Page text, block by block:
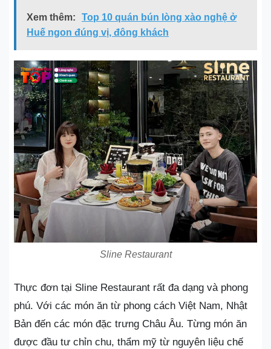
Xem thêm:
Top 10 quán bún lòng xào nghệ ở
Huế ngon đúng vị, đông khách
Sline Restaurant
Thực đơn tại Sline Restaurant rất đa dạng và phong
phú. Với các món ăn từ phong cách Việt Nam, Nhật
Bản đến các món đặc trưng Châu Âu. Từng món ăn
được đầu tư chỉn chu, thẩm mỹ từ nguyên liệu chế